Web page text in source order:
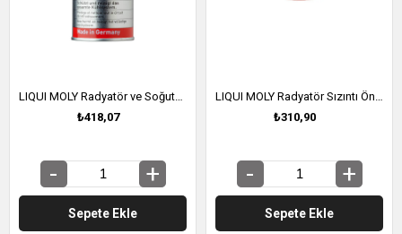
₺418,07
Sepete Ekle
₺310,90
Sepete Ekle